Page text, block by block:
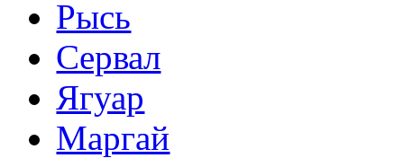
Рысь
Сервал
Ягуар
Маргай